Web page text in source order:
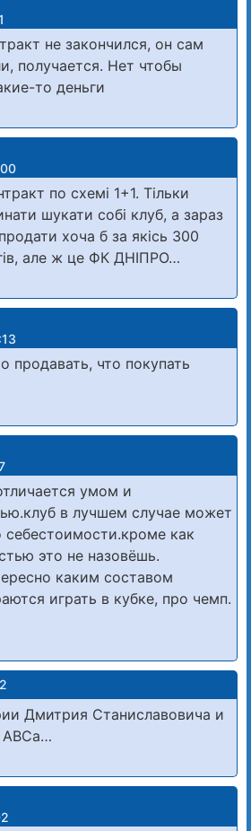
не закончился, он сам
получается. Нет чтобы
то деньги
по схемі 1+1. Тільки
шукати собі клуб, а зараз
хоча б за якісь 300
але ж це ФК ДНІПРО…
продавать, что покупать
умом и
в лучшем случае может
себестоимости.кроме как
это не назовёшь.
каким составом
играть в кубке, про чемп.
Дмитрия Станиславовича и
АВСа…